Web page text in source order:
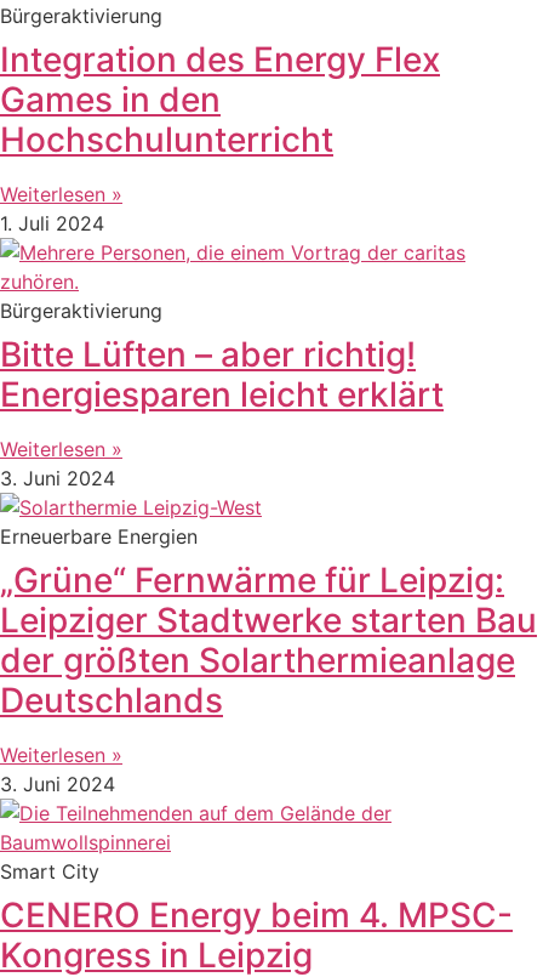
Bürgeraktivierung
Integration des Energy Flex
Games in den
Hochschulunterricht
Weiterlesen »
1. Juli 2024
Bürgeraktivierung
Bitte Lüften – aber richtig!
Energiesparen leicht erklärt
Weiterlesen »
3. Juni 2024
Erneuerbare Energien
„Grüne“ Fernwärme für Leipzig:
Leipziger Stadtwerke starten Bau
der größten Solarthermieanlage
Deutschlands
Weiterlesen »
3. Juni 2024
Smart City
CENERO Energy beim 4. MPSC-
Kongress in Leipzig